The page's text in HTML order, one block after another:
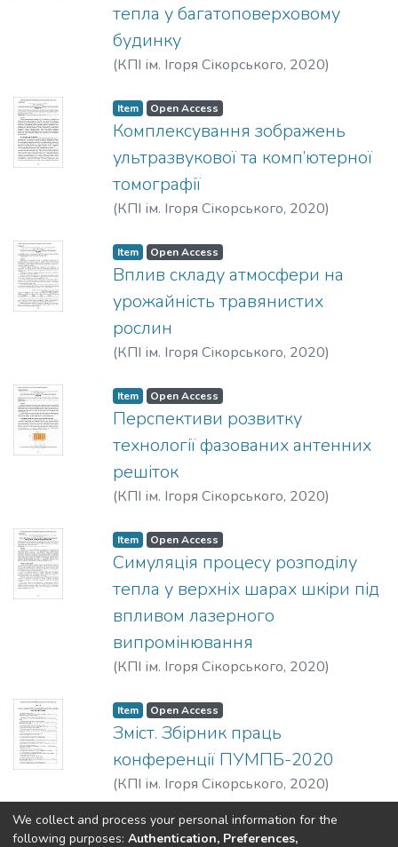
тепла у багатоповерховому
будинку
(КПІ ім. Ігоря Сікорського, 2020)
Item Open Access
Комплексування зображень
ультразвукової та комп’ютерної
томографії
(КПІ ім. Ігоря Сікорського, 2020)
Item Open Access
Вплив складу атмосфери на
урожайність травянистих
рослин
(КПІ ім. Ігоря Сікорського, 2020)
Item Open Access
Перспективи розвитку
технології фазованих антенних
решіток
(КПІ ім. Ігоря Сікорського, 2020)
Item Open Access
Симуляція процесу розподілу
тепла у верхніх шарах шкіри під
впливом лазерного
випромінювання
(КПІ ім. Ігоря Сікорського, 2020)
Item Open Access
Зміст. Збірник праць
конференції ПУМПБ-2020
(КПІ ім. Ігоря Сікорського, 2020)
« 1 (current)
2 3 4 5 6 »
We collect and process your personal information for the
following purposes: Authentication, Preferences,